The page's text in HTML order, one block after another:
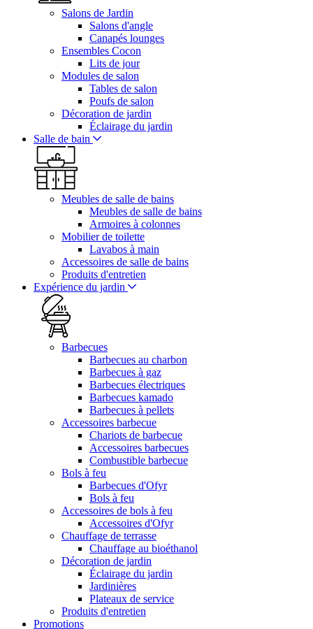
Salons de Jardin
Salons d'angle
Canapés lounges
Ensembles Cocon
Lits de jour
Modules de salon
Tables de salon
Poufs de salon
Décoration de jardin
Éclairage du jardin
Salle de bain
Meubles de salle de bains
Meubles de salle de bains
Armoires à colonnes
Mobilier de toilette
Lavabos à main
Accessoires de salle de bains
Produits d'entretien
Expérience du jardin
Barbecues
Barbecues au charbon
Barbecues à gaz
Barbecues électriques
Barbecues kamado
Barbecues à pellets
Accessoires barbecue
Chariots de barbecue
Accessoires barbecues
Combustible barbecue
Bols à feu
Barbecues d'Ofyr
Bols à feu
Accessoires de bols à feu
Accessoires d'Ofyr
Chauffage de terrasse
Chauffage au bioéthanol
Décoration de jardin
Éclairage du jardin
Jardinières
Plateaux de service
Produits d'entretien
Promotions